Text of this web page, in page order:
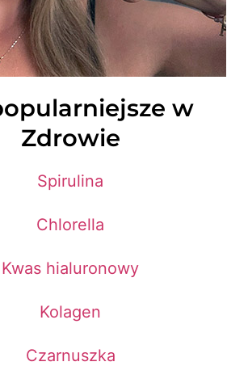
w
Zdrowie
Spirulina
Chlorella
Kwas hialuronowy
Kolagen
Czarnuszka